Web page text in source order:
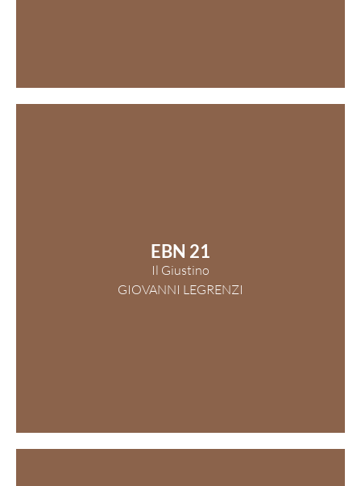
EBN 21
Il Giustino
GIOVANNI LEGRENZI